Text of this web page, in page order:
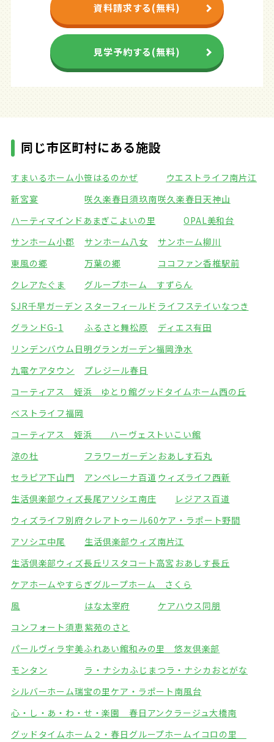
資料請求する(無料)
見学予約する(無料)
同じ市区町村にある施設
すまいるホーム小笹はるのかぜ
ウエストライフ南片江
新宮宴
咲久楽春日須玖南咲久楽春日天神山
ハーティマインドあまぎ こよいの里
OPAL美和台
サンホーム小郡
サンホーム八女
サンホーム柳川
東風の郷
万葉の郷
ココファン香椎駅前
クレアたぐま
グループホーム すずらん
SJR千早ガーデン スターフィールド ライフステイいなつき
グランドG-1
ふるさと舞松原
ディエス有田
リンデンバウム日明グランガーデン福岡浄水
九電ケアタウン
プレジール春日
コーティアス 姪浜 ゆとり館グッドタイムホーム西の丘
ベストライフ福岡
コーティアス 姪浜 ハーヴェストいこい館
涼の杜
フラワーガーデン おあしす石丸
セラピア下山門
アンペレーナ百道 ウィズライフ西新
生活倶楽部ウィズ長尾アソシエ南庄
レジアス百道
ウィズライフ別府クレアトゥール60ケア・ラポート野間
アソシエ中尾
生活倶楽部ウィズ南片江
生活倶楽部ウィズ長丘リスタコート高宮 おあしす長丘
ケアホームやすらぎグループホーム さくら
風
はな太宰府
ケアハウス同朋
コンフォート須恵 紫苑のさと
パールヴィラ宇美ふれあい館和みの里 悠友倶楽部
モンタン
ラ・ナシカふじまつラ・ナシカおとがな
シルバーホーム瑞宝の里 ケア・ラポート南風台
心・し・あ・わ・せ・楽園 春日 アンクラージュ大橋南
グッドタイムホーム２・春日 グループホームイコロの里